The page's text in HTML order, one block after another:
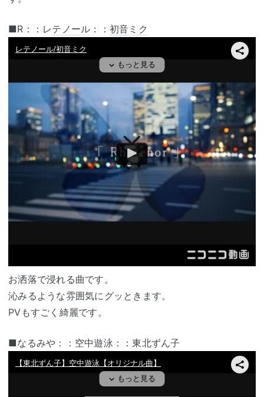
■R：：レテノール ：： 初音ミク
お洒落で浸れる曲です。
沁みるような雰囲気にグッときます。
PVもすごく綺麗です。
■なるみや：：空中遊泳：：東北ずん子